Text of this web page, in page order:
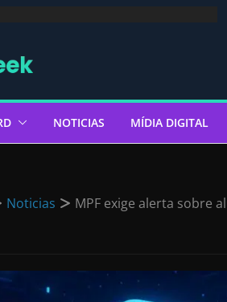
NOTICIAS MÍDIA DIGITAL
Noticias MPF exige alerta sobre